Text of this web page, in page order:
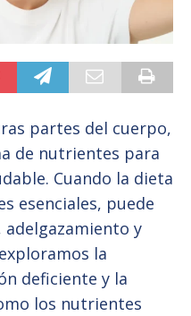
partes del cuerpo,
de nutrientes para
Cuando la dieta
esenciales, puede
y
la
deficiente y la
los nutrientes